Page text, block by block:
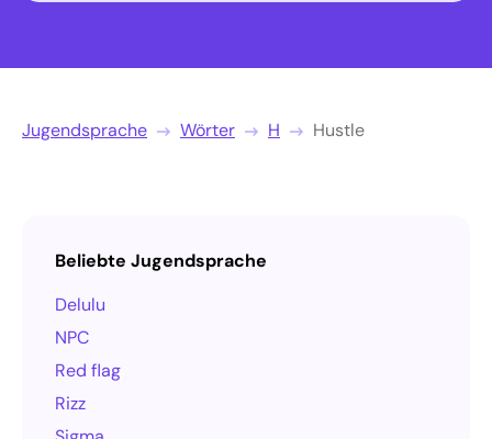
Jugendsprache Wörter H Hustle
Beliebte Jugendsprache
Delulu
NPC
Red flag
Rizz